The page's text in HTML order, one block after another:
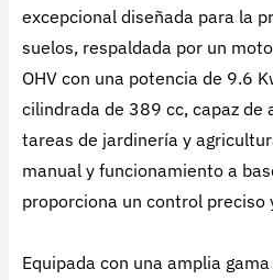
excepcional diseñada para la
suelos, respaldada por un
OHV con una potencia de 9.6
cilindrada de 389 cc, capaz de
tareas de jardinería y
manual y funcionamiento a
proporciona un control preciso
Equipada con una amplia